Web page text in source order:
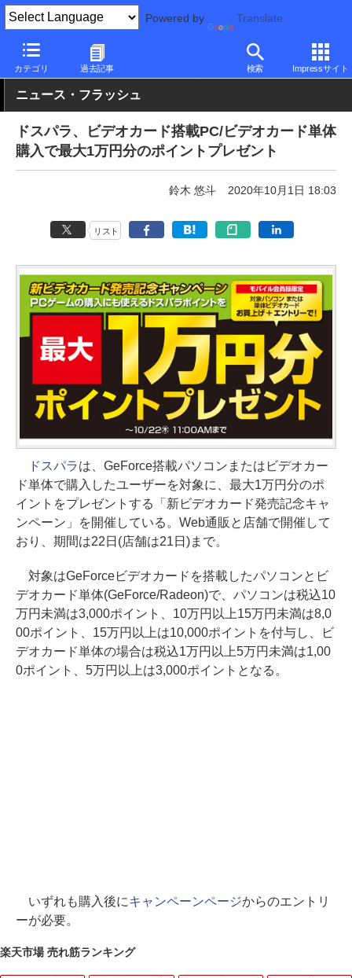
Powered by Translate
カテゴリ 過去記事 検索 Impressサイト
PC Watch 市場 動向
ニュース・フラッシュ
ドスパラ、ビデオカード搭載PC/ビデオカード単体
購入で最大1万円分のポイントプレゼント
鈴木 悠斗 2020年10月1日 18:03
リスト
ドスパラは、GeForce搭載パソコンまたはビデオカー
ド単体で購入したユーザーを対象に、最大1万円分のポ
イントをプレゼントする「新ビデオカード発売記念キャ
ンペーン」を開催している。Web通販と店舗で開催して
おり、期間は22日(店舗は21日)まで。
対象はGeForceビデオカードを搭載したパソコンとビ
デオカード単体(GeForce/Radeon)で、パソコンは税込10
万円未満は3,000ポイント、10万円以上15万円未満は8,0
00ポイント、15万円以上は10,000ポイントを付与し、ビ
デオカード単体の場合は税込1万円以上5万円未満は1,00
0ポイント、5万円以上は3,000ポイントとなる。
いずれも購入後にキャンペーンページからのエントリ
ーが必要。
楽天市場 売れ筋ランキング